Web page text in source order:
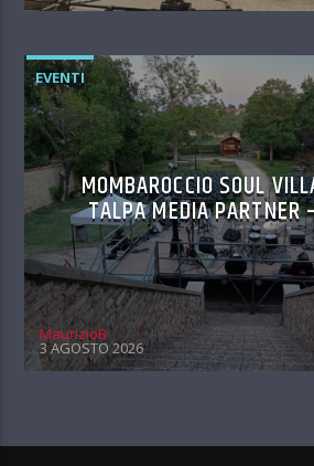
EVENTI
MOMBAROCCIO SOUL
TALPA MEDIA PARTNER
MaurizioB
3 AGOSTO 2026